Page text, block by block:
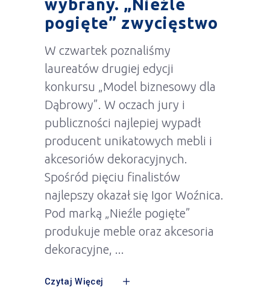
wybrany. „Nieźle
pogięte” zwycięstwo
W czwartek poznaliśmy
laureatów drugiej edycji
konkursu „Model biznesowy dla
Dąbrowy”. W oczach jury i
publiczności najlepiej wypadł
producent unikatowych mebli i
akcesoriów dekoracyjnych.
Spośród pięciu finalistów
najlepszy okazał się Igor Woźnica.
Pod marką „Nieźle pogięte”
produkuje meble oraz akcesoria
dekoracyjne,
Czytaj Więcej